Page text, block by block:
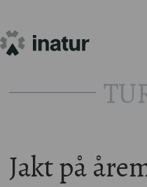
Jakt på